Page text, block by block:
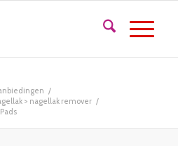
/
> nagellak remover /